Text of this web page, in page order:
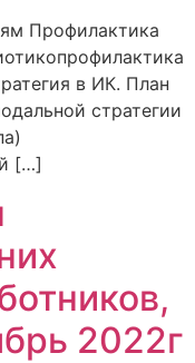
Профилактика
в ИК. План
стратегии
[…]
2022г